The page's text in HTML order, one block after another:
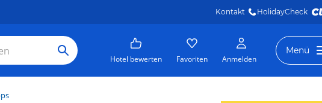
Kontakt HolidayCheck
Hotel bewerten Favoriten Anmelden
Menü